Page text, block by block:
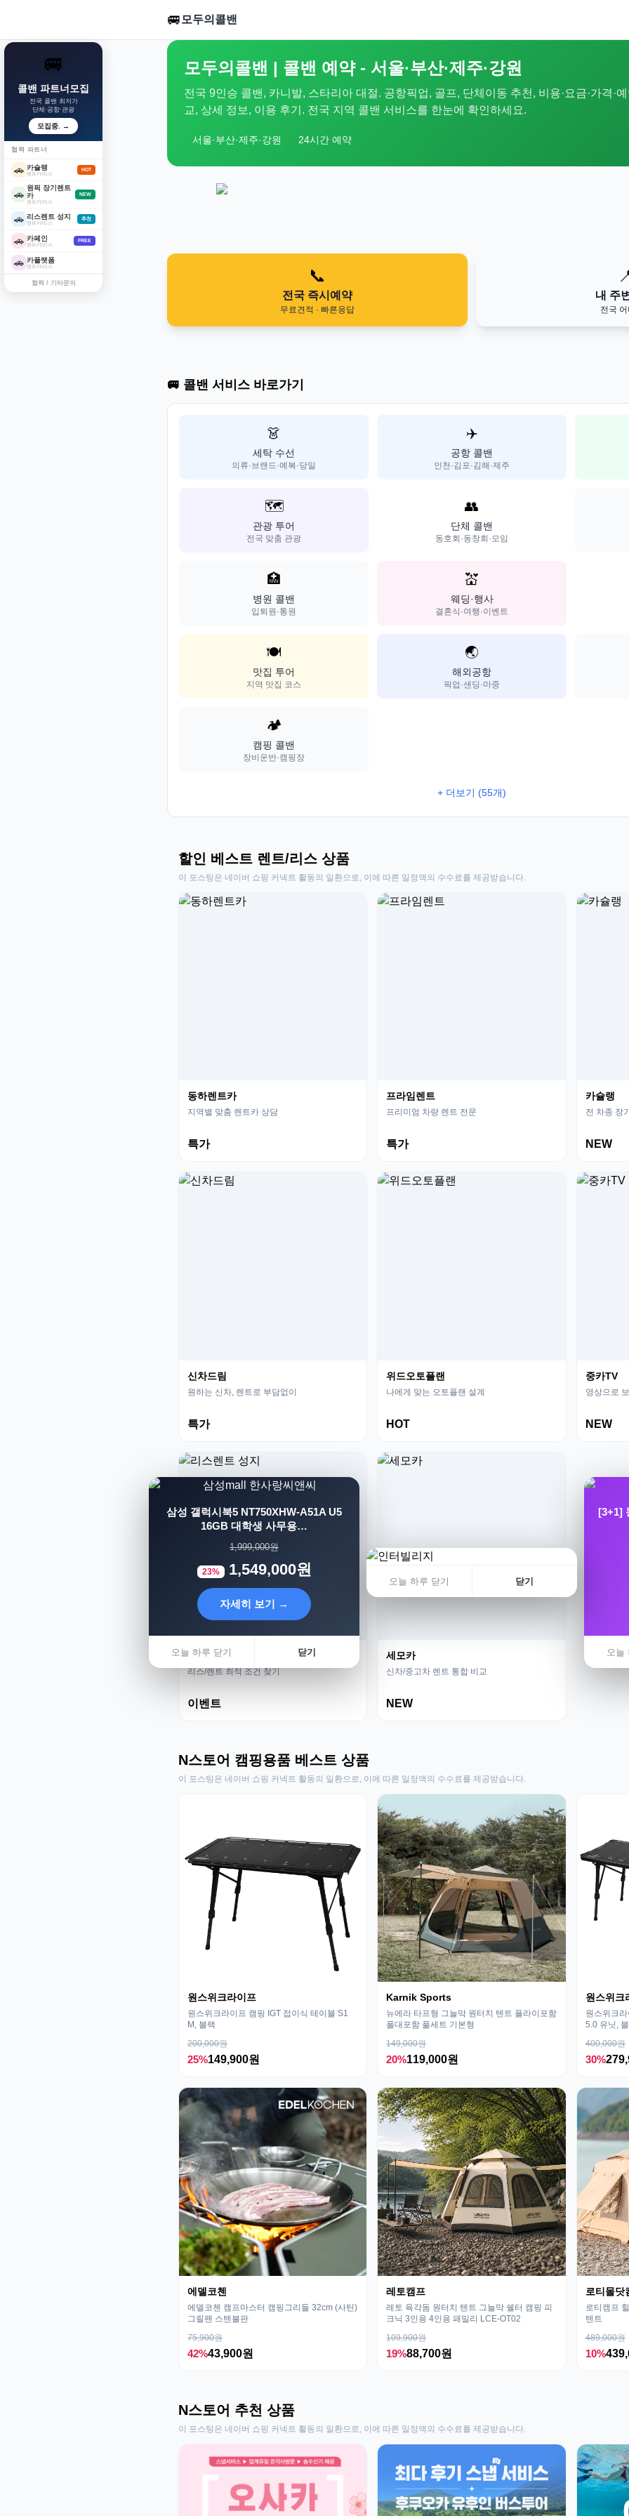
🚐 모두의콜밴
모두의콜밴 | 콜밴 예약 - 서울·부산·제주·강원
전국 9인승 콜밴, 카니발, 스타리아 대절. 공항픽업, 골프, 단체이동 추천, 비용·요금·가격·예
교, 상세 정보, 이용 후기. 전국 지역 콜밴 서비스를 한눈에 확인하세요.
서울·부산·제주·강원 24시간 예약
📞
전국 즉시예약
무료견적 · 빠른응답
내 주
전국
🚐 콜밴 서비스 바로가기
👗
세탁 수선
의류·브랜드·예복·당일
✈️
공항 콜밴
인천·김포·김해·제주
🗺️
관광 투어
전국 맞춤 관광
👥
단체 콜밴
동호회·동창회·모임
🏥
병원 콜밴
입퇴원·통원
💒
웨딩·행사
결혼식·여행·이벤트
🍽️
맛집 투어
지역 맛집 코스
🌏
해외공항
픽업·샌딩·마중
🏕️
캠핑 콜밴
장비운반·캠핑장
+ 더보기 (55개)
할인 베스트 렌트/리스 상품
이 포스팅은 네이버 쇼핑 커넥트 활동의 일환으로, 이에 따른 일정액의 수수료를 제공받습니다.
동하렌트카
지역별 맞춤 렌트카 상담
특가
프라임렌트
프리미엄 차량 렌트 전문
특가
카슐랭
전 차종 장
NEW
신차드림
원하는 신차, 렌트로 부담없이
특가
위드오토플랜
나에게 맞는 오토플랜 설계
HOT
중카TV
영상으로
NEW
리스렌트 성지
리스/렌트 최적 조건 찾기
이벤트
세모카
신차/중고차 렌트 통합 비교
NEW
N스토어 캠핑용품 베스트 상품
이 포스팅은 네이버 쇼핑 커넥트 활동의 일환으로, 이에 따른 일정액의 수수료를 제공받습니다.
원스위크라이프
원스위크라이프 캠핑 IGT 접이식 테이블 S1
M, 블랙
200,000원
25%149,900원
Karnik Sports
뉴에라 타프형 그늘막 원터치 텐트 플라이포함
폴대포함 풀세트 기본형
149,000원
20%119,000원
원스위크
원스위크
5.0 유닛,
400,000원
30%
에델코첸
에델코첸 캠프마스터 캠핑그리들 32cm (사틴)
그릴팬 스텐불판
75,900원
42%43,900원
레토캠프
레토 육각돔 원터치 텐트 그늘막 쉘터 캠핑 피
크닉 3인용 4인용 패밀리 LCE-OT02
109,900원
19%88,700원
로티몰닷
로티캠프
텐트
489,000원
10%
N스토어 추천 상품
이 포스팅은 네이버 쇼핑 커넥트 활동의 일환으로, 이에 따른 일정액의 수수료를 제공받습니다.
오늘 하루 닫기 닫기
[3+1]
오늘
삼성 갤럭시북5 NT750XHW-A51A U5
16GB 대학생 사무용…
1,999,000원
23% 1,549,000원
자세히 보기 →
오늘 하루 닫기 닫기
🚐
콜밴 파트너모집
전국 콜밴 최저가
단체·공항·관광
모집중. →
협력 파트너
🚗 카슐랭
렌트카/리스
HOT
🚗
원픽 장기렌트
카
렌트카/리스
NEW
🚗 리스렌트 성지
렌트카/리스
추천
🚗 카페인
렌트카/리스
FREE
🚗 카플랫폼
렌트카/리스
협력 / 기타문의